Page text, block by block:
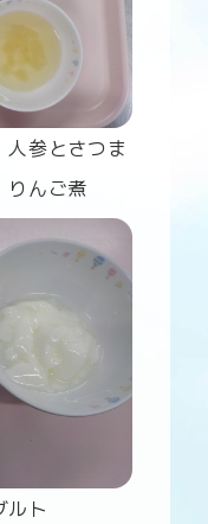
人参とさつま
りんご煮
ルト